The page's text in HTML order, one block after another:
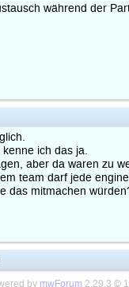
während der
ich das ja.
aber da waren zu
team darf jede
das mitmachen
by mwForum 2.29.3 ©